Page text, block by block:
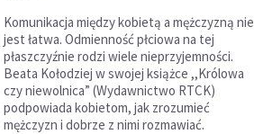
Komunikacja między kobietą a mężczyzną nie
jest łatwa. Odmienność płciowa na tej
płaszczyźnie rodzi wiele nieprzyjemności.
Beata Kołodziej w swojej książce ,,Królowa
czy niewolnica” (Wydawnictwo RTCK)
podpowiada kobietom, jak zrozumieć
mężczyzn i dobrze z nimi rozmawiać.